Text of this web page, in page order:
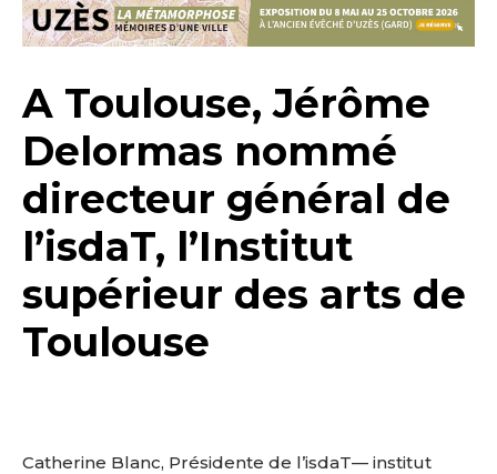
A Toulouse, Jérôme
Delormas nommé
directeur général de
l’isdaT, l’Institut
supérieur des arts de
Toulouse
Catherine Blanc, Présidente de l’isdaT— institut